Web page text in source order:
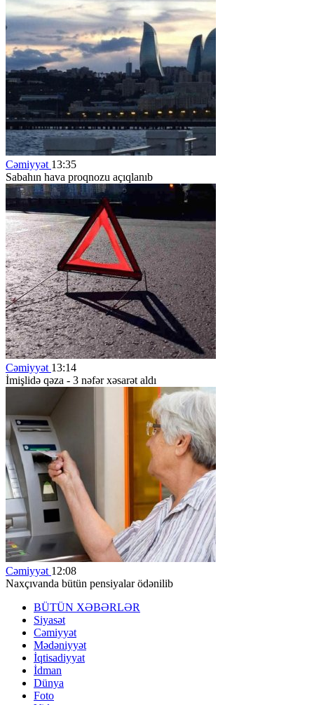
Cəmiyyət 13:35
Sabahın hava proqnozu açıqlanıb
Cəmiyyət 13:14
İmişlidə qəza - 3 nəfər xəsarət aldı
Cəmiyyət 12:08
Naxçıvanda bütün pensiyalar ödənilib
BÜTÜN XƏBƏRLƏR
Siyasət
Cəmiyyət
Mədəniyyət
İqtisadiyyat
İdman
Dünya
Foto